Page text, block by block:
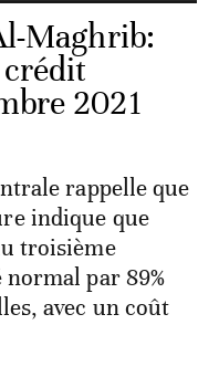
Maghrib:
crédit
2021
rappelle que
indique que
troisième
par 89%
avec un coût